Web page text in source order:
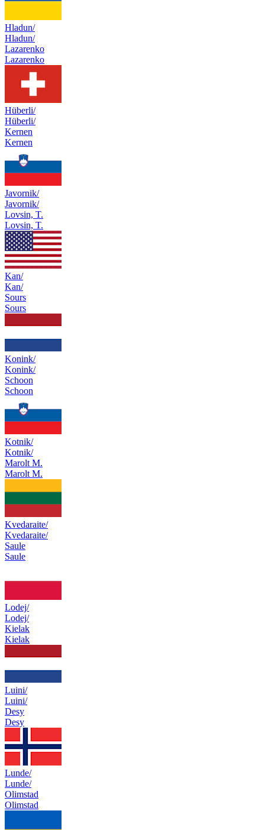
Hladun/
Hladun/
Lazarenko
Lazarenko
Hüberli/
Hüberli/
Kernen
Kernen
Javornik/
Javornik/
Lovsin, T.
Lovsin, T.
Kan/
Kan/
Sours
Sours
Konink/
Konink/
Schoon
Schoon
Kotnik/
Kotnik/
Marolt M.
Marolt M.
Kvedaraite/
Kvedaraite/
Saule
Saule
Lodej/
Lodej/
Kielak
Kielak
Luini/
Luini/
Desy
Desy
Lunde/
Lunde/
Olimstad
Olimstad